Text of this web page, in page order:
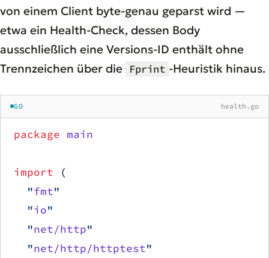
von einem Client byte-genau geparst wird —
etwa ein Health-Check, dessen Body
ausschließlich eine Versions-ID enthält ohne
Trennzeichen über die Fprint -Heuristik hinaus.
GO health.go
package main
import (
	"
fmt"
	"
io"
	"
net/http"
	"
net/http/httptest"